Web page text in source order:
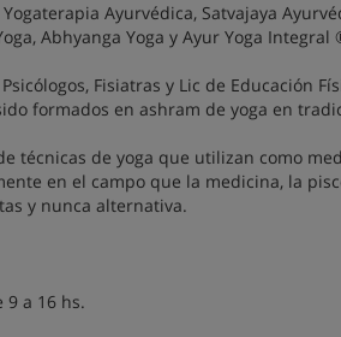
Ayurvédica, Satvajaya
Abhyanga Yoga y Ayur Yoga Integral
Fisiatras y Lic de Educación
formados en ashram de yoga en
técnicas de yoga que utilizan como
en el campo que la medicina, la
y nunca alternativa.
9 a 16 hs.